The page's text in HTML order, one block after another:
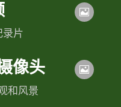

片

像头
和风景